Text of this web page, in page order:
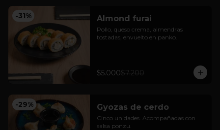
-31% Almond furai
Pollo, queso crema, almendras
tostadas, envuelto en panko.
$5.000$7.200
-29% Gyozas de cerdo
Cinco unidades. Acompañadas con
salsa ponzu.